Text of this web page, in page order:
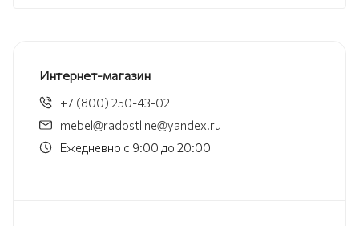
Интернет-магазин
+7 (800) 250-43-02
mebel@radostline@yandex.ru
Ежедневно с 9:00 до 20:00